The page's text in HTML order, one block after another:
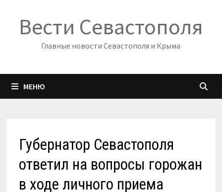
содержимому
Вести Севастополя
Главные новости Севастополя и Крыма
МЕНЮ
Губернатор Севастополя
ответил на вопросы горожан
в ходе личного приема